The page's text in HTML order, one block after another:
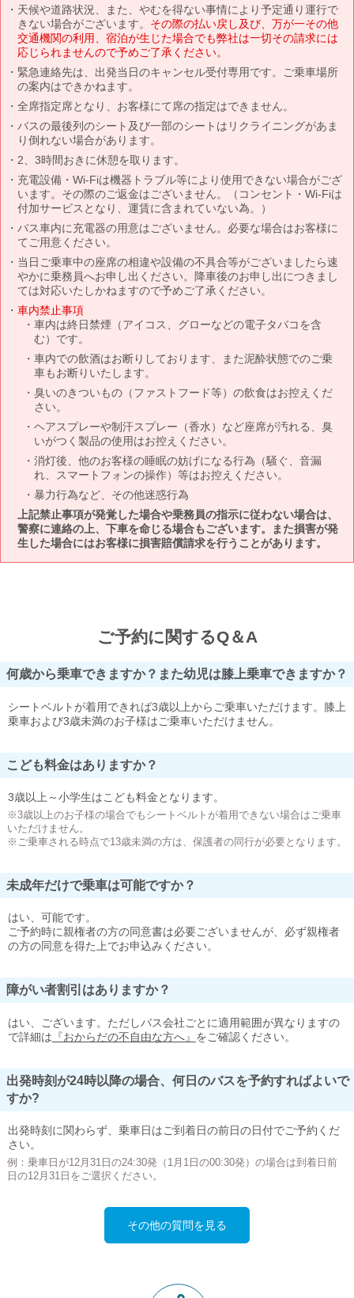
天候や道路状況、また、やむを得ない事情により予定通り運行で
きない場合がございます。 その際の払い戻し及び、万が一その他
交通機関の利用、宿泊が生じた場合でも弊社は一切その請求には
応じられませんので予めご了承ください。
緊急連絡先は、出発当日のキャンセル受付専用です。ご乗車場所
の案内はできかねます。
全席指定席となり、お客様にて席の指定はできません。
バスの最後列のシート及び一部のシートはリクライニングがあま
り倒れない場合があります。
2、3時間おきに休憩を取ります。
充電設備・Wi-Fiは機器トラブル等により使用できない場合がござ
います。その際のご返金はございません。（コンセント・Wi-Fiは
付加サービスとなり、運賃に含まれていない為。）
バス車内に充電器の用意はございません。必要な場合はお客様に
てご用意ください。
当日ご乗車中の座席の相違や設備の不具合等がございましたら速
やかに乗務員へお申し出ください。降車後のお申し出につきまし
ては対応いたしかねますので予めご了承ください。
車内禁止事項
車内は終日禁煙（アイコス、グローなどの電子タバコを含
む）です。
車内での飲酒はお断りしております、また泥酔状態でのご乗
車もお断りいたします。
臭いのきついもの（ファストフード等）の飲食はお控えくだ
さい。
ヘアスプレーや制汗スプレー（香水）など座席が汚れる、臭
いがつく製品の使用はお控えください。
消灯後、他のお客様の睡眠の妨げになる行為（騒ぐ、音漏
れ、スマートフォンの操作）等はお控えください。
暴力行為など、その他迷惑行為
上記禁止事項が発覚した場合や乗務員の指示に従わない場合は、
警察に連絡の上、下車を命じる場合もございます。また損害が発
生した場合にはお客様に損害賠償請求を行うことがあります。
ご予約に関するQ＆A
何歳から乗車できますか？また幼児は膝上乗車できますか？
シートベルトが着用できれば3歳以上からご乗車いただけます。膝上
乗車および3歳未満のお子様はご乗車いただけません。
こども料金はありますか？
3歳以上～小学生はこども料金となります。
※3歳以上のお子様の場合でもシートベルトが着用できない場合はご乗車
いただけません。
※ご乗車される時点で13歳未満の方は、保護者の同行が必要となります。
未成年だけで乗車は可能ですか？
はい、可能です。
ご予約時に親権者の方の同意書は必要ございませんが、必ず親権者
の方の同意を得た上でお申込みください。
障がい者割引はありますか？
はい、ございます。ただしバス会社ごとに適用範囲が異なりますの
で詳細は 『おからだの不自由な方へ』 をご確認ください。
出発時刻が24時以降の場合、何日のバスを予約すればよいで
すか?
出発時刻に関わらず、乗車日はご到着日の前日の日付でご予約くだ
さい。
例：乗車日が12月31日の24:30発（1月1日の00:30発）の場合は到着日前
日の12月31日をご選択ください。
その他の質問を見る